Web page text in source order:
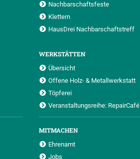
Nachbarschaftsfeste
Klettern
HausDrei Nachbarschaftstreff
WERKSTÄTTEN
Übersicht
Offene Holz- & Metallwerkstatt
Töpferei
Veranstaltungsreihe: RepairCafé
MITMACHEN
Ehrenamt
Jobs